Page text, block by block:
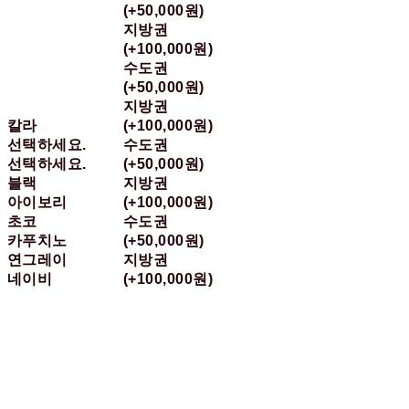
칼라
선택하세요.
선택하세요.
블랙
아이보리
초코
카푸치노
연그레이
네이비
(+50,000원)
지방권
(+100,000원)
수도권
(+50,000원)
지방권
(+100,000원)
수도권
(+50,000원)
지방권
(+100,000원)
수도권
(+50,000원)
지방권
(+100,000원)